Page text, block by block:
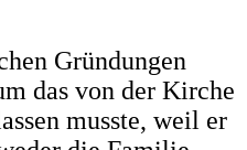
Gründungen
das von der Kirche
musste, weil er